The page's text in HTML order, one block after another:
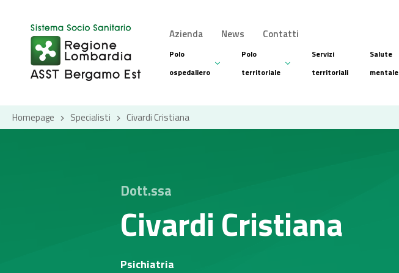
Azienda News Contatti
Polo
ospedaliero
Polo
territoriale
Servizi
territoriali
Salute
mentale
Homepage Specialisti Civardi Cristiana
Dott.ssa
Civardi Cristiana
Psichiatria